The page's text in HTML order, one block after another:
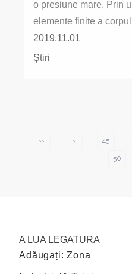
o presiune mare. Prin
elemente finite a
2019.11.01
Știri
‹‹ ‹ 45
50
A LUA LEGATURA
Adăugați: Zona